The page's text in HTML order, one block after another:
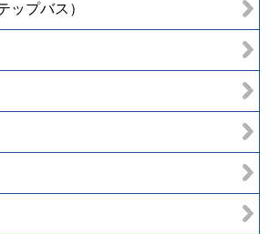
ップバス）